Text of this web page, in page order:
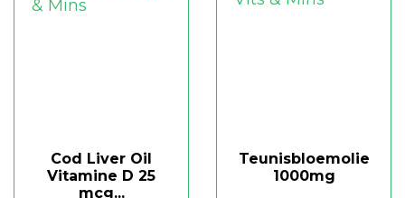
Cod Liver Oil
Vitamine D 25
mcg...
Teunisbloemolie
1000mg